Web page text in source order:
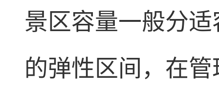
景区容量一般分
的弹性区间，在